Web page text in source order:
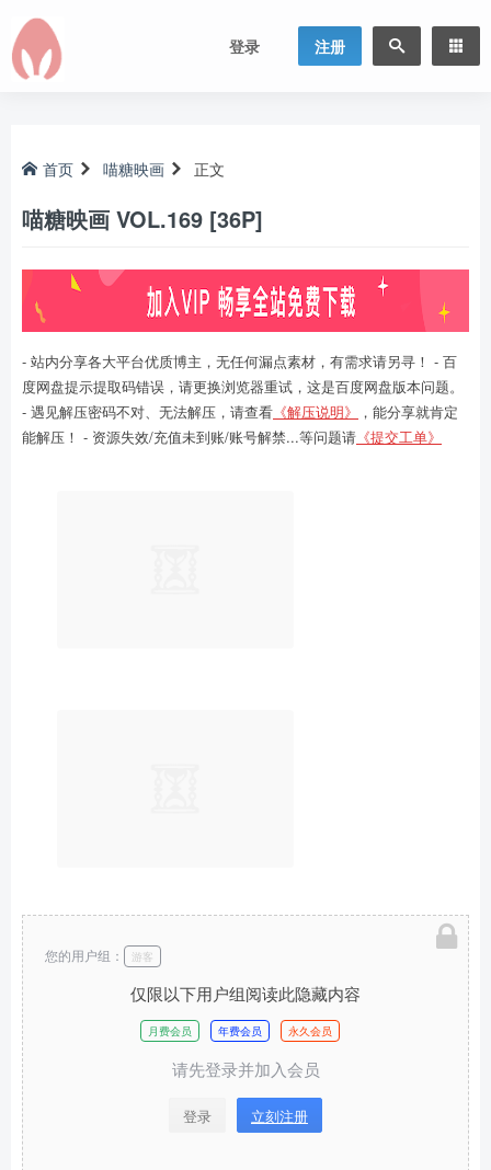
登录 注册
首页 喵糖映画 正文
喵糖映画 VOL.169 [36P]
- 站内分享各大平台优质博主，无任何漏点素材，有需求请另寻！ - 百
度网盘提示提取码错误，请更换浏览器重试，这是百度网盘版本问题。
- 遇见解压密码不对、无法解压，请查看 《解压说明》
，能分享就肯定
能解压！ - 资源失效/充值未到账/账号解禁...等问题请 《提交工单》
仅限以下用户组阅读此隐藏内容
月费会员 年费会员 永久会员
请先登录并加入会员
登录 立刻注册
您的用户组： 游客